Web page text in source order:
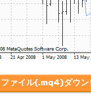
ファイル(.mq4)ダウン